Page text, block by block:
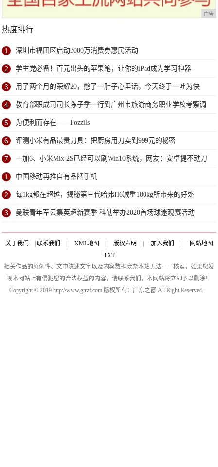
广告
热度排行
1 深圳市福田区启动3000万消费券惠民活动
2 学生党必备！百元出头的苹果笔，让你的iPad成为学习神器
3 用了两个月的荣耀20，憋了一肚子心里话，今天终于一吐为快
4 教育部职成司司长陈子季一行到广州市旅游商务职业学校考察调
研
5 为便利而存在——Fozzils
6 评测小米有品最贵刀具：把厨房用刀卖到999元的秘密
7 一加6、小米Mix 2S已经可以刷Win10系统，网友：安卓提不动刀
了？
1 中国移动再推自有品牌手机
2 每1kg都在超越，揭秘第三代哈弗H6减重100kg所带来的好处
3 曼联青年军云集英超新赛季 科勒举办2020首场球迷观赛活动
关于我们 联系我们 XML地图 版权声明 加入我们
网站地图
TXT
相关作品的原创性、文中陈述文字以及内容数据庞杂本站无法一一核实，如果您发
现本网站上有侵犯您的合法权益的内容，请联系我们，本网站将立即予以删除！
Copyright © 2019 http://www.gtrzf.com 版权所有：广东之窗 All Right Reserved.